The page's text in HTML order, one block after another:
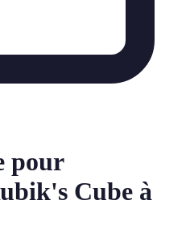
pour
Cube à